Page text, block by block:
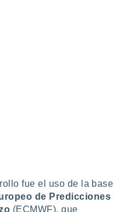
fue el uso de la base
de Predicciones
(ECMWF), que